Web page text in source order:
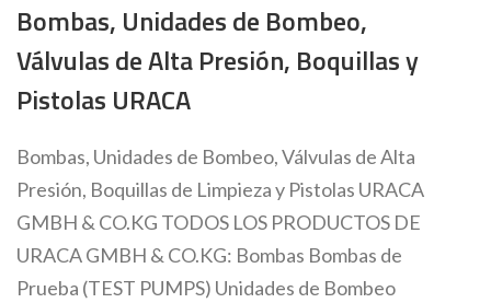
Bombas, Unidades de Bombeo,
Válvulas de Alta Presión, Boquillas y
Pistolas URACA
Bombas, Unidades de Bombeo, Válvulas de Alta
Presión, Boquillas de Limpieza y Pistolas URACA
GMBH & CO.KG TODOS LOS PRODUCTOS DE
URACA GMBH & CO.KG: Bombas Bombas de
Prueba (TEST PUMPS) Unidades de Bombeo